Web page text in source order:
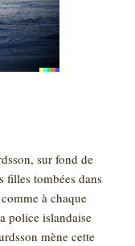
sur fond de
filles tombées dans
à chaque
police islandaise
mène cette